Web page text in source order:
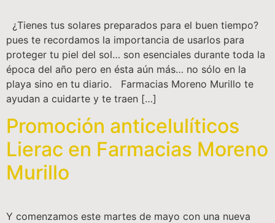
¿Tienes tus solares preparados para el buen tiempo?
pues te recordamos la importancia de usarlos para
proteger tu piel del sol… son esenciales durante toda la
época del año pero en ésta aún más… no sólo en la
playa sino en tu diario. Farmacias Moreno Murillo te
ayudan a cuidarte y te traen […]
Promoción anticelulíticos
Lierac en Farmacias Moreno
Murillo
Y comenzamos este martes de mayo con una nueva